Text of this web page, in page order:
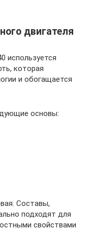
двигателя
используется
которая
и обогащается
основы:
Составы,
подходят для
свойствами